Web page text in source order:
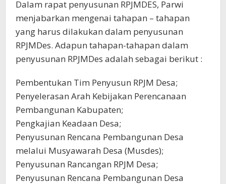
Dalam rapat penyusunan RPJMDES, Parwi
menjabarkan mengenai tahapan – tahapan
yang harus dilakukan dalam penyusunan
RPJMDes. Adapun tahapan-tahapan dalam
penyusunan RPJMDes adalah sebagai berikut :
Pembentukan Tim Penyusun RPJM Desa;
Penyelerasan Arah Kebijakan Perencanaan
Pembangunan Kabupaten;
Pengkajian Keadaan Desa;
Penyusunan Rencana Pembangunan Desa
melalui Musyawarah Desa (Musdes);
Penyusunan Rancangan RPJM Desa;
Penyusunan Rencana Pembangunan Desa